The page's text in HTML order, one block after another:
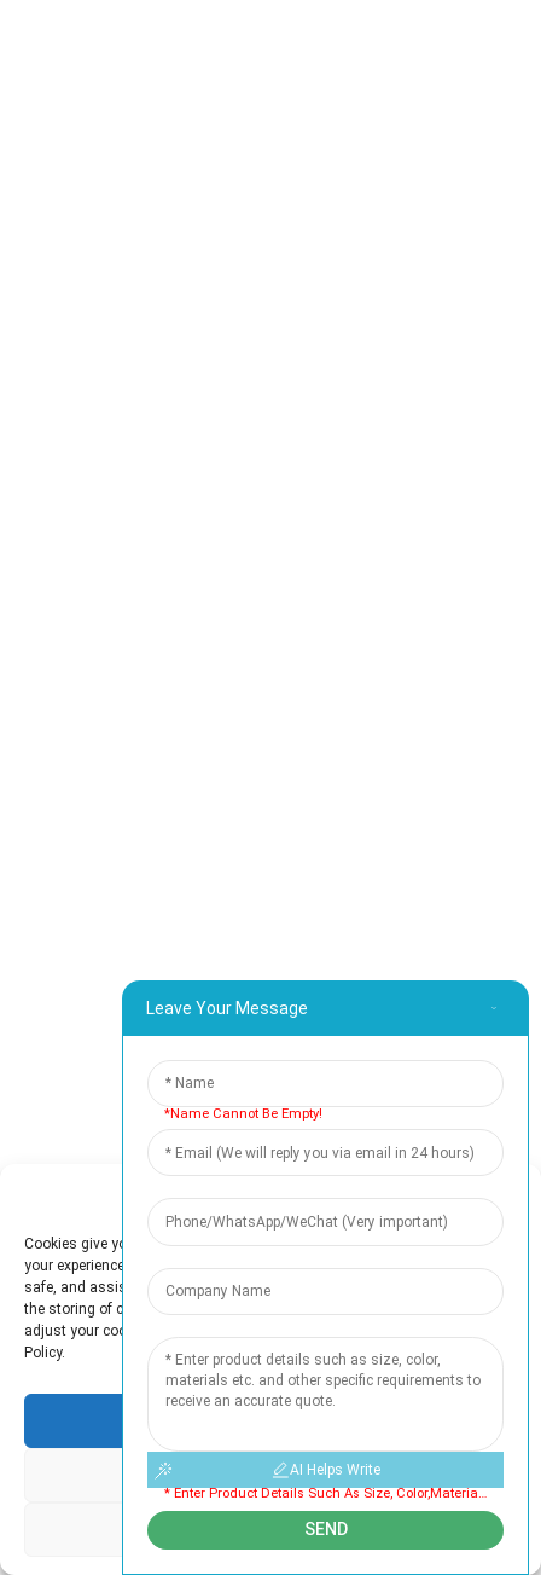
Leave Your Message
*Name Cannot Be Empty!
* Enter Product Details Such As Size, Color,materials Etc. And Other Specific Requirements To Receive An Accurate Quote. Cannot Be Empty
AI Helps Write
SEND
Manage Cookie Consent
Cookies give you a personalized experience. Cookie files help us to enhance
your experience using our website, simplify navigation, keep our website
safe, and assist in our marketing efforts. By clicking "Accept", you agree to
the storing of cookies on your device for these purposes. Click "Adjust" to
adjust your cookie preferences. For more information, review our Cookies
Policy.
Deny